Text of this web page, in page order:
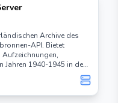
Archive des
API. Bietet
Jahren 1940-1945 in den